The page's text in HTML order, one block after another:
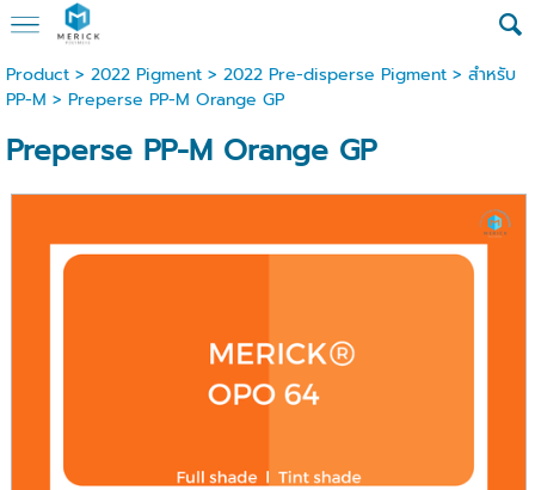
Product> 2022 Pigment> 2022 Pre-disperse Pigment> สำหรับ
PP-M > Preperse PP-M Orange GP
Preperse PP-M Orange GP